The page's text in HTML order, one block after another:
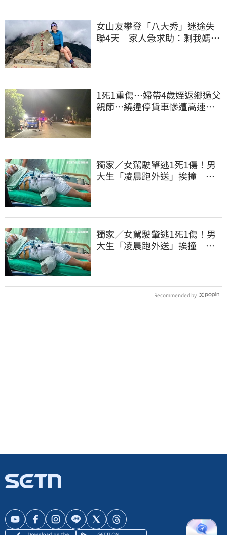
女山友攀登「八大秀」迷途失
聯4天 家人急求助：剩我媽還
1死1重傷…婦帶4歲姪返鄉過父
親節…繞違停貨車慘遭高速撞
獨家／女駕駛肇逃1死1傷！男
大生「凌晨跑外送」挨撞 媽
獨家／女駕駛肇逃1死1傷！男
大生「凌晨跑外送」挨撞 媽
Recommended by